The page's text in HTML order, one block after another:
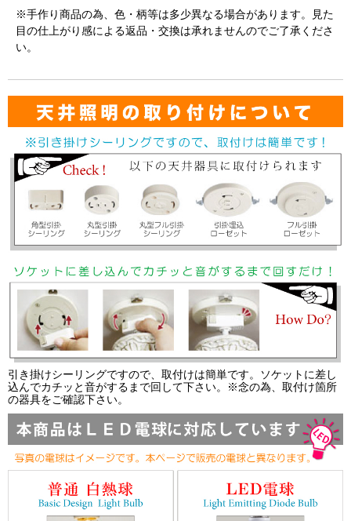
※手作り商品の為、色・柄等は多少異なる場合があります。見た
目の仕上がり感による返品・交換は承れませんのでご了承くださ
い。
引き掛けシーリングですので、取付けは簡単です。ソケットに差し
込んでカチッと音がするまで回して下さい。※念の為、取付け箇所
の器具をご確認下さい。